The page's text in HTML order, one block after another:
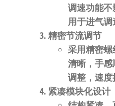
调速功能
用于进气调
​精密节流调节​
采用精密
清晰，手
调整，速度
​紧凑模块化设计​